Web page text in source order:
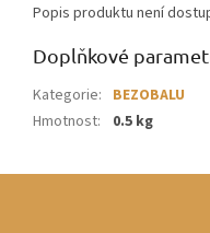
Popis produktu není
Doplňkové
Kategorie: BEZOBALU
Hmotnost: 0.5 kg